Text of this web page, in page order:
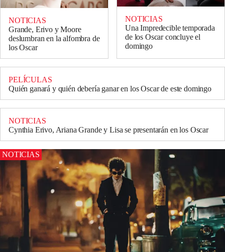
NOTICIAS
Grande, Erivo y Moore
deslumbran en la alfombra de
los Oscar
NOTICIAS
Una Impredecible temporada
de los Oscar concluye el
domingo
PELÍCULAS
Quién ganará y quién debería ganar en los Oscar de este domingo
NOTICIAS
Cynthia Erivo, Ariana Grande y Lisa se presentarán en los Oscar
NOTICIAS